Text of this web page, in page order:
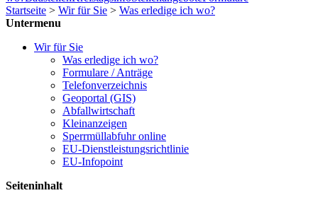
Startseite > Wir für Sie > Was erledige ich wo?
Untermenu
Wir für Sie
Was erledige ich wo?
Formulare / Anträge
Telefonverzeichnis
Geoportal (GIS)
Abfallwirtschaft
Kleinanzeigen
Sperrmüllabfuhr online
EU-Dienstleistungsrichtlinie
EU-Infopoint
Seiteninhalt